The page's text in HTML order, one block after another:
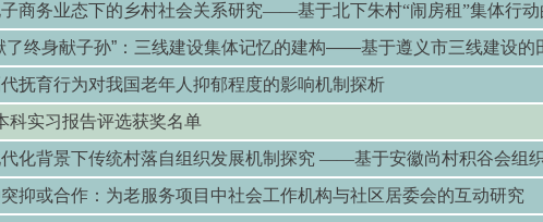
商务业态下的乡村社会关系研究——基于北下朱村“闹房租”集体行动
了终身献子孙” ：三线建设集体记忆的建构——基于遵义市三线建设的
代抚育行为对我国老年人抑郁程度的影响机制探析
科实习报告评选获奖名单
化背景下传统村落自组织发展机制探究 ——基于安徽尚村积谷会组
突抑或合作：为老服务项目中社会工作机构与社区居委会的互动